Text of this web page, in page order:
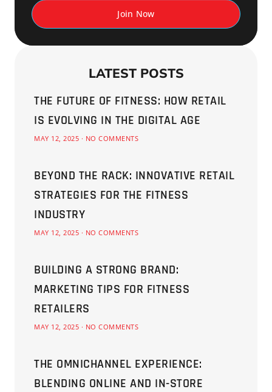
LATEST POSTS
THE FUTURE OF FITNESS: HOW RETAIL
IS EVOLVING IN THE DIGITAL AGE
MAY 12, 2025 NO COMMENTS
BEYOND THE RACK: INNOVATIVE RETAIL
STRATEGIES FOR THE FITNESS
INDUSTRY
MAY 12, 2025 NO COMMENTS
BUILDING A STRONG BRAND:
MARKETING TIPS FOR FITNESS
RETAILERS
MAY 12, 2025 NO COMMENTS
THE OMNICHANNEL EXPERIENCE:
BLENDING ONLINE AND IN-STORE
Join Now